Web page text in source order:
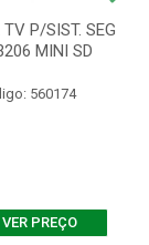
P/SIST. SEG
MINI SD
560174
VER PREÇO